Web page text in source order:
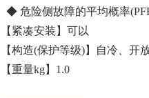
◆ 危险侧故障的平均概率
【紧凑安装】可以
【构造(保护等级)】自冷、开
【重量kg】1.0